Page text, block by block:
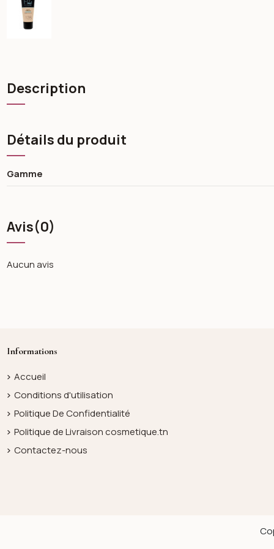
Description
Détails du produit
Gamme
Avis(0)
Aucun avis
Informations
Accueil
Conditions d'utilisation
Politique De Confidentialité
Politique de Livraison cosmetique.tn
Contactez-nous